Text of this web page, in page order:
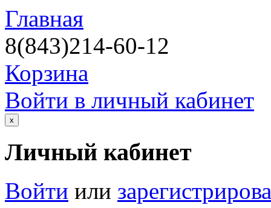
Главная
8(843)214-60-12
Корзина
Войти в личный кабинет
х
Личный кабинет
Войти или